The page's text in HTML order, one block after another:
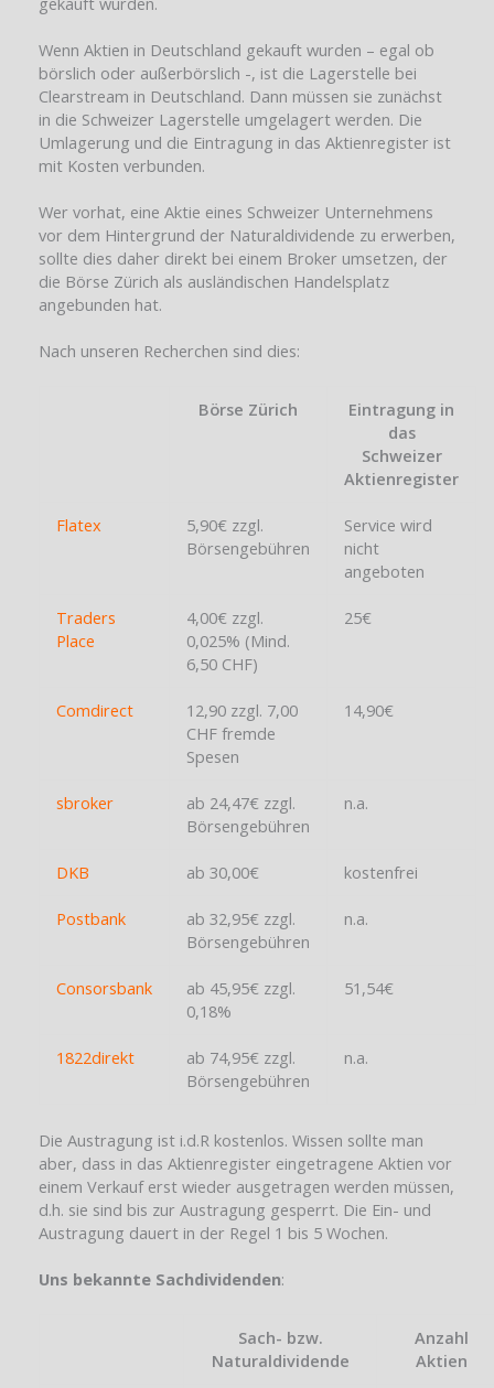
Wenn Aktien in Deutschland gekauft wurden – egal ob
börslich oder außerbörslich -, ist die Lagerstelle bei
Clearstream in Deutschland. Dann müssen sie zunächst
in die Schweizer Lagerstelle umgelagert werden. Die
Umlagerung und die Eintragung in das Aktienregister ist
mit Kosten verbunden.
Wer vorhat, eine Aktie eines Schweizer Unternehmens
vor dem Hintergrund der Naturaldividende zu erwerben,
sollte dies daher direkt bei einem Broker umsetzen, der
die Börse Zürich als ausländischen Handelsplatz
angebunden hat.
Nach unseren Recherchen sind dies:
Börse Zürich
Eintragung in
das
Schweizer
Aktienregister
Flatex
5,90€ zzgl.
Börsengebühren
Service wird
nicht
angeboten
Traders
Place
4,00€ zzgl.
0,025% (Mind.
6,50 CHF)
25€
Comdirect
12,90 zzgl. 7,00
CHF fremde
Spesen
14,90€
sbroker
ab 24,47€ zzgl.
Börsengebühren
n.a.
DKB ab 30,00€ kostenfrei
Postbank
ab 32,95€ zzgl.
Börsengebühren
n.a.
Consorsbank
ab 45,95€ zzgl.
0,18%
51,54€
1822direkt
ab 74,95€ zzgl.
Börsengebühren
n.a.
Die Austragung ist i.d.R kostenlos. Wissen sollte man
aber, dass in das Aktienregister eingetragene Aktien vor
einem Verkauf erst wieder ausgetragen werden müssen,
d.h. sie sind bis zur Austragung gesperrt. Die Ein- und
Austragung dauert in der Regel 1 bis 5 Wochen.
Uns bekannte Sachdividenden:
Sach- bzw.
Naturaldividende
Anzahl
Aktien